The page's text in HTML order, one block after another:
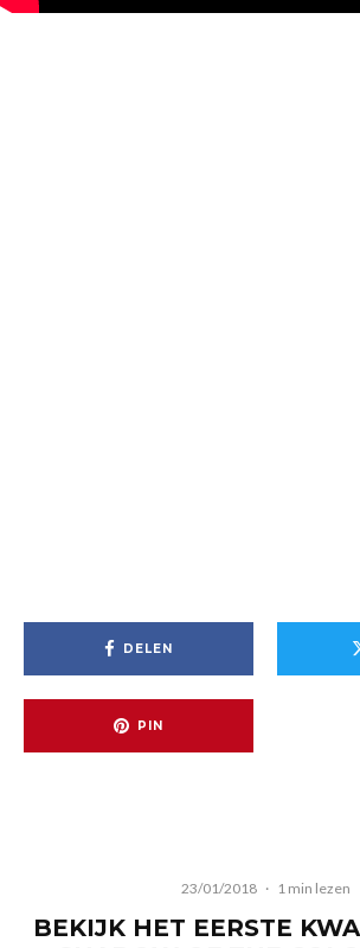
DELEN
PIN
23/01/2018 · 1 min lezen
BEKIJK HET EERSTE